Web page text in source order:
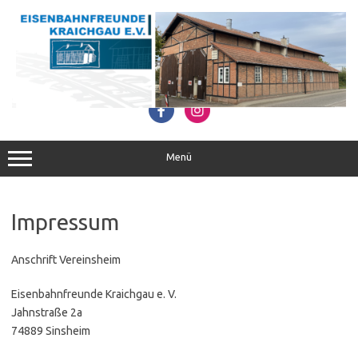
Inhalt
springen
Menü
Impressum
Anschrift Vereinsheim
Eisenbahnfreunde Kraichgau e. V.
Jahnstraße 2a
74889 Sinsheim